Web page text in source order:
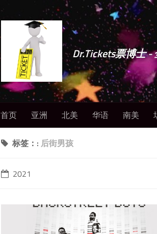
Dr.Tickets票博士
首页 亚洲 北美 华语 南美
标签：: 后街男孩
2021